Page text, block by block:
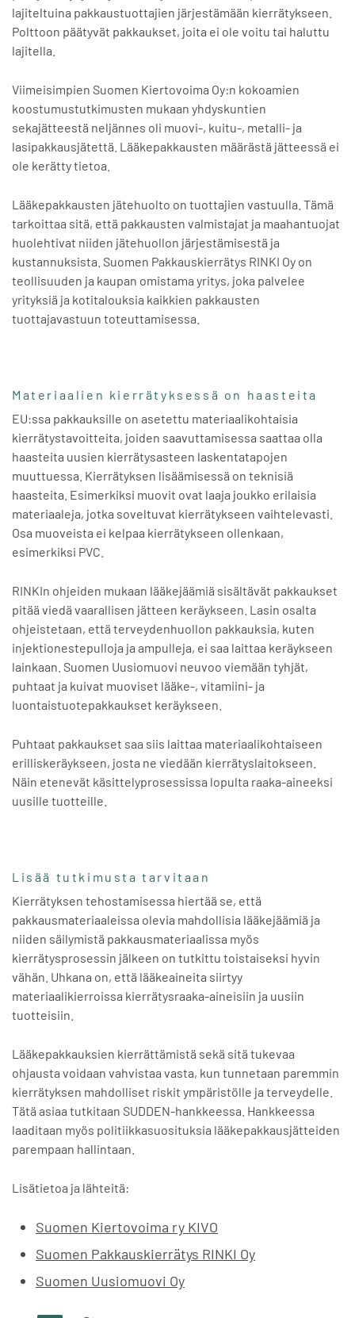
lajiteltuina pakkaustuottajien järjestämään kierrätykseen.
Polttoon päätyvät pakkaukset, joita ei ole voitu tai haluttu
lajitella.
Viimeisimpien Suomen Kiertovoima Oy:n kokoamien
koostumustutkimusten mukaan yhdyskuntien
sekajätteestä neljännes oli muovi-, kuitu-, metalli- ja
lasipakkausjätettä. Lääkepakkausten määrästä jätteessä ei
ole kerätty tietoa.
Lääkepakkausten jätehuolto on tuottajien vastuulla. Tämä
tarkoittaa sitä, että pakkausten valmistajat ja maahantuojat
huolehtivat niiden jätehuollon järjestämisestä ja
kustannuksista. Suomen Pakkauskierrätys RINKI Oy on
teollisuuden ja kaupan omistama yritys, joka palvelee
yrityksiä ja kotitalouksia kaikkien pakkausten
tuottajavastuun toteuttamisessa.
Materiaalien kierrätyksessä on haasteita
EU:ssa pakkauksille on asetettu materiaalikohtaisia
kierrätystavoitteita, joiden saavuttamisessa saattaa olla
haasteita uusien kierrätysasteen laskentatapojen
muuttuessa. Kierrätyksen lisäämisessä on teknisiä
haasteita. Esimerkiksi muovit ovat laaja joukko erilaisia
materiaaleja, jotka soveltuvat kierrätykseen vaihtelevasti.
Osa muoveista ei kelpaa kierrätykseen ollenkaan,
esimerkiksi PVC.
RINKIn ohjeiden mukaan lääkejäämiä sisältävät pakkaukset
pitää viedä vaarallisen jätteen keräykseen. Lasin osalta
ohjeistetaan, että terveydenhuollon pakkauksia, kuten
injektionestepulloja ja ampulleja, ei saa laittaa keräykseen
lainkaan. Suomen Uusiomuovi neuvoo viemään tyhjät,
puhtaat ja kuivat muoviset lääke-, vitamiini- ja
luontaistuotepakkaukset keräykseen.
Puhtaat pakkaukset saa siis laittaa materiaalikohtaiseen
erilliskeräykseen, josta ne viedään kierrätyslaitokseen.
Näin etenevät käsittelyprosessissa lopulta raaka-aineeksi
uusille tuotteille.
Lisää tutkimusta tarvitaan
Kierrätyksen tehostamisessa hiertää se, että
pakkausmateriaaleissa olevia mahdollisia lääkejäämiä ja
niiden säilymistä pakkausmateriaalissa myös
kierrätysprosessin jälkeen on tutkittu toistaiseksi hyvin
vähän. Uhkana on, että lääkeaineita siirtyy
materiaalikierroissa kierrätysraaka-aineisiin ja uusiin
tuotteisiin.
Lääkepakkauksien kierrättämistä sekä sitä tukevaa
ohjausta voidaan vahvistaa vasta, kun tunnetaan paremmin
kierrätyksen mahdolliset riskit ympäristölle ja terveydelle.
Tätä asiaa tutkitaan SUDDEN-hankkeessa. Hankkeessa
laaditaan myös politiikkasuosituksia lääkepakkausjätteiden
parempaan hallintaan.
Lisätietoa ja lähteitä:
Suomen Kiertovoima ry KIVO
Suomen Pakkauskierrätys RINKI Oy
Suomen Uusiomuovi Oy